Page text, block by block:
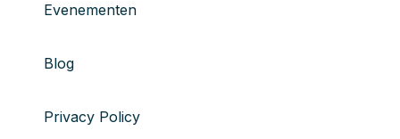
Evenementen
Blog
Privacy Policy